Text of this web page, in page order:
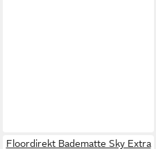
Floordirekt Badematte Sky Extra